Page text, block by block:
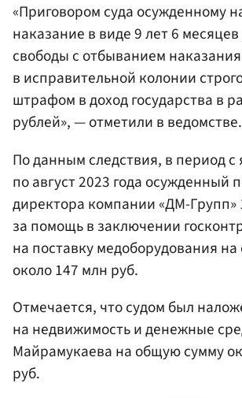
«Приговором суда осужденному
наказание в виде 9 лет 6
свободы с отбыванием наказания
в исправительной колонии
штрафом в доход государства в
рублей», — отметили в ведомстве.
По данным следствия, в период с
по август 2023 года осужденный
директора компании «ДМ-Групп»
за помощь в заключении
на поставку медоборудования
около 147 млн руб.
Отмечается, что судом был
на недвижимость и денежные
Майрамукаева на общую сумму
руб.